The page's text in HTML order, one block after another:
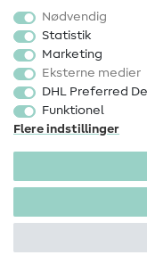
Sytilbehør
Udsalg
Nødvendig
Statistik
Marketing
Eksterne medier
DHL Preferred
Funktionel
Flere indstillinger
Impressum
Ophavsret 2026